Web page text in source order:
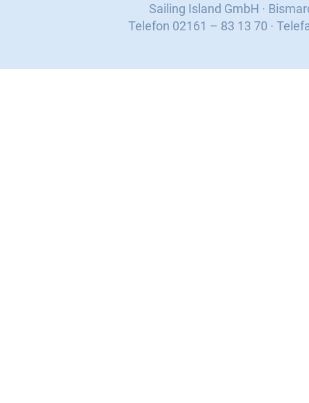
Sailing Island GmbH ·
Telefon 02161 – 83 13 70 ·